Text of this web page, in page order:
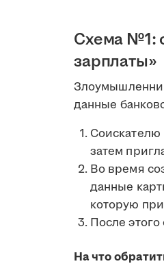
Схема №1:
зарплаты»
данные
Соискателю
затем
Во время
данные
которую
После этого
На что